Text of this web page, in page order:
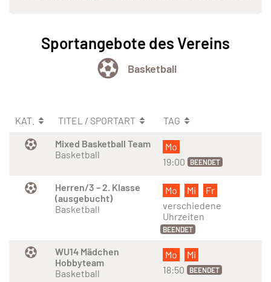
Sportangebote des Vereins
Basketball
KAT. TITEL / SPORTART
TAG
Mixed Basketball Team
Basketball
Mo
19:00
BEENDET
Herren/3 – 2. Klasse
(ausgebucht)
Basketball
Mo Mi
Fr
verschiedene
Uhrzeiten
BEENDET
WU14 Mädchen
Hobbyteam
Basketball
Mo
Mi
18:50
BEENDET